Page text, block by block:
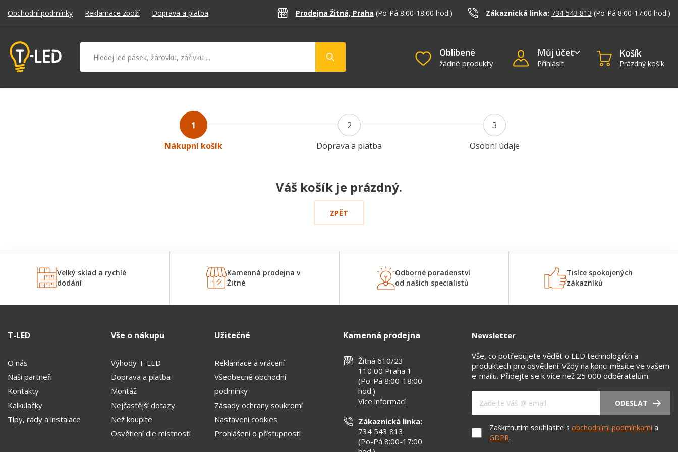
Obchodní podmínky Reklamace zboží Doprava a platba Prodejna Žitná, Praha (Po-Pá 8:00-18:00 hod.) Zákaznická linka: 734 543 813 (Po-Pá 8:00-17:00 hod.)
Oblíbené
žádné produkty
Můj účet
Přihlásit
Košík
Prázdný košík
1
Nákupní košík
2
Doprava a platba
3
Osobní údaje
Váš košík je prázdný.
ZPĚT
Velký sklad a rychlé
dodání
Kamenná prodejna v
Žitné
Odborné poradenství
od našich specialistů
Tisíce spokojených
zákazníků
T-LED
O nás
Naši partneři
Kontakty
Kalkulačky
Tipy, rady a instalace
Vše o nákupu
Výhody T-LED
Doprava a platba
Montáž
Nejčastější dotazy
Než koupíte
Osvětlení dle místnosti
Užitečné
Reklamace a vrácení
Všeobecné obchodní
podmínky
Zásady ochrany soukromí
Nastavení cookies
Prohlášení o přístupnosti
Kamenná prodejna
Žitná 610/23
110 00 Praha 1
(Po-Pá 8:00-18:00
hod.)
Více informací
Zákaznická linka:
734 543 813
(Po-Pá 8:00-17:00
Newsletter
Vše, co potřebujete vědět o LED technologiích a
produktech pro osvětlení. Vždy na konci měsíce ve vašem
e-mailu. Přidejte se k více než 25 000 odběratelům.
Váš e-mail
ODESLAT
Zaškrtnutím souhlasíte s obchodními podmínkami a
GDPR.